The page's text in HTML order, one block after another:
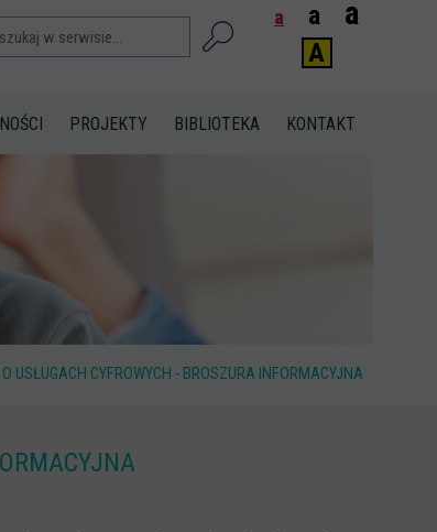
a a a
A
PROJEKTY BIBLIOTEKA KONTAKT
USŁUGACH CYFROWYCH - BROSZURA INFORMACYJNA